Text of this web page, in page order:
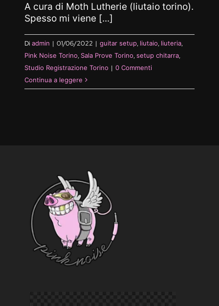
A cura di Moth Lutherie (liutaio torino).
Spesso mi viene [...]
Di admin | 01/06/2022 | guitar setup, liutaio, liuteria,
Pink Noise Torino, Sala Prove Torino,setup chitarra,
Studio Registrazione Torino | 0 Commenti
Continua a leggere